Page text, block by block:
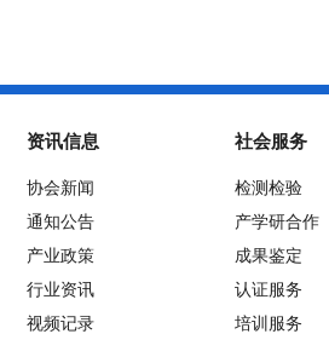
资讯信息
协会新闻
通知公告
产业政策
行业资讯
视频记录
社会服务
检测检验
产学研合作
成果鉴定
认证服务
培训服务